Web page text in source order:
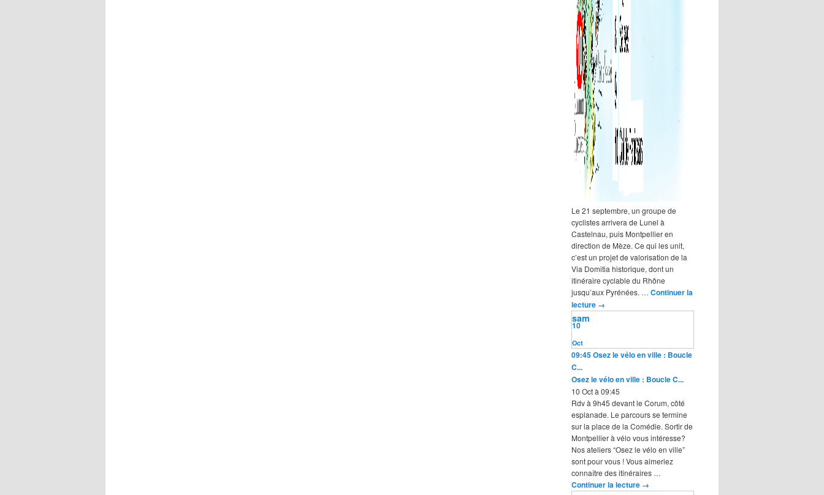
Le 21 septembre, un groupe de
cyclistes arrivera de Lunel à
Castelnau, puis Montpellier en
direction de Mèze. Ce qui les unit,
c’est un projet de valorisation de la
Via Domitia historique, dont un
itinéraire cyclable du Rhône
jusqu’aux Pyrénées. … Continuer la
lecture →
Oct
10
sam
09:45Osez le vélo en ville : Boucle
C...
Osez le vélo en ville : Boucle C...
10 Oct à 09:45
Rdv à 9h45 devant le Corum, côté
esplanade. Le parcours se termine
sur la place de la Comédie. Sortir de
Montpellier à vélo vous intéresse?
Nos ateliers “Osez le vélo en ville”
sont pour vous ! Vous aimeriez
connaître des itinéraires …
Continuer la lecture →